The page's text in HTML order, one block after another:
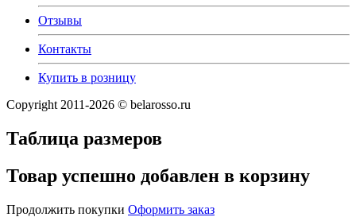
Отзывы
Контакты
Купить в розницу
Copyright 2011-2026 © belarosso.ru
Таблица размеров
Товар успешно добавлен в корзину
Продолжить покупки Оформить заказ